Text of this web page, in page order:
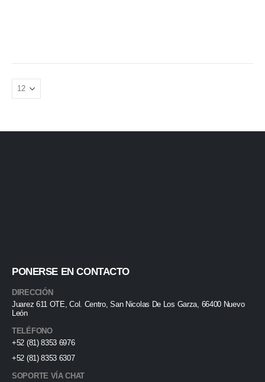
PONERSE EN CONTACTO
DIRECCIÓN
Juarez 611 OTE, Col. Centro, San Nicolas De Los Garza, 66400 Nuevo
León
TELÉFONO
+52 (81) 8353 6976
+52 (81) 8353 6307
SOPORTE VÍA CHAT